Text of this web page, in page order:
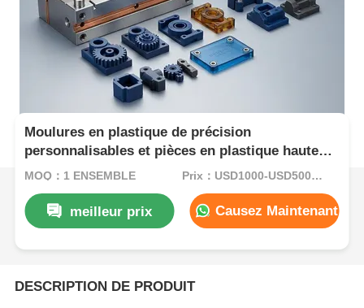
Moulures en plastique de précision
personnalisables et pièces en plastique haute
performance pour applications industrielles
MOQ：1 ENSEMBLE Prix：USD1000-USD5000.00
meilleur prix Causez Maintenant
DESCRIPTION DE PRODUIT